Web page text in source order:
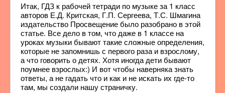
Итак, ГДЗ к рабочей тетради по музыке за 1 класс
авторов Е.Д. Критская, Г.П. Сергеева, Т.С. Шмагина
издательство Просвещение было разобрано в этой
статье. Все дело в том, что даже в 1 классе на
уроках музыки бывают такие сложные определения,
которые не запомнишь с первого раза и взрослому,
а что говорить о детях. Хотя иногда дети бывают
поумнее взрослых:) И вот чтобы наверняка знать
ответы, а не гадать что и как и не искать их где-то
там, мы создали нашу страничку.